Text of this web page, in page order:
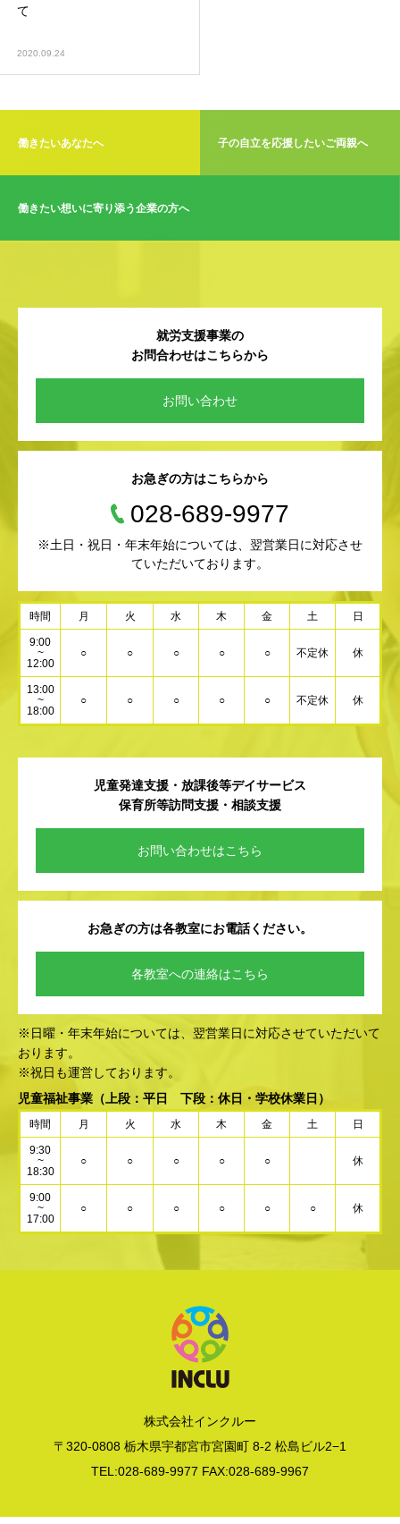
て
2020.09.24
働きたいあなたへ 子の自立を応援したいご両親へ
働きたい想いに寄り添う企業の方へ
就労支援事業の
お問合わせはこちらから
お問い合わせ
お急ぎの方はこちらから
028-689-9977
※土日・祝日・年末年始については、翌営業日に対応させ
ていただいております。
時間 月 火 水 木 金 土 日
9:00
~
12:00
○ ○ ○ ○ ○ 不定休 休
13:00
~
18:00
○ ○ ○ ○ ○ 不定休 休
児童発達支援・放課後等デイサービス
保育所等訪問支援・相談支援
お問い合わせはこちら
お急ぎの方は各教室にお電話ください。
各教室への連絡はこちら
※日曜・年末年始については、翌営業日に対応させていただいて
おります。
※祝日も運営しております。
児童福祉事業 （上段：平日 下段：休日・学校休業日）
時間 月 火 水 木 金 土 日
9:30
~
18:30
○ ○ ○ ○ ○ 休
9:00
~
17:00
○ ○ ○ ○ ○ ○ 休
株式会社インクルー
〒320-0808 栃木県宇都宮市宮園町 8-2 松島ビル2−1
TEL:028-689-9977 FAX:028-689-9967